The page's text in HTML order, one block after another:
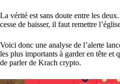
La vérité est sans doute entre les
cesse de baisser, il faut remettre
Voici donc une analyse de l’alerte
les plus importants à garder en tête et
de parler de Krach crypto.